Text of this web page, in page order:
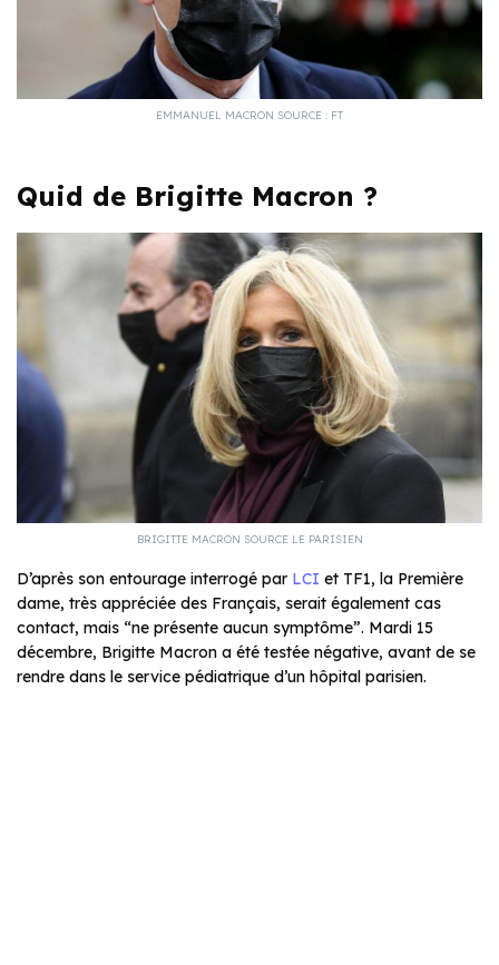
EMMANUEL MACRON SOURCE : FT
Quid de Brigitte Macron ?
BRIGITTE MACRON SOURCE LE PARISIEN
D’après son entourage interrogé par LCI et TF1, la Première
dame, très appréciée des Français, serait également cas
contact, mais “ne présente aucun symptôme”. Mardi 15
décembre, Brigitte Macron a été testée négative, avant de se
rendre dans le service pédiatrique d’un hôpital parisien.